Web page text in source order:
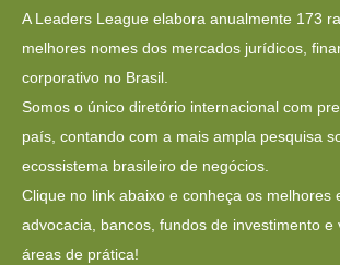
A Leaders League elabora anualmente 173
melhores nomes dos mercados jurídicos,
corporativo no Brasil.
Somos o único diretório internacional com
país, contando com a mais ampla pesquisa
ecossistema brasileiro de negócios.
Clique no link abaixo e conheça os melhores
advocacia, bancos, fundos de investimento e
áreas de prática!